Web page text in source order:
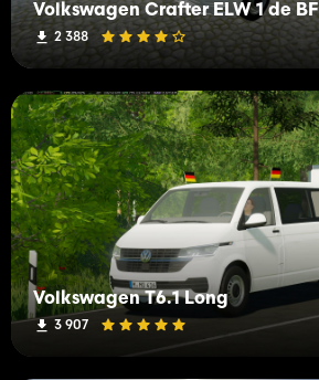
2 388
Volkswagen T6.1 Long
3 907